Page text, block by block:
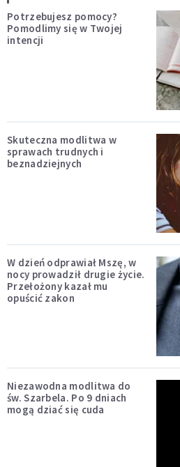
Potrzebujesz pomocy?
Pomodlimy się w Twojej
intencji
Skuteczna modlitwa w
sprawach trudnych i
beznadziejnych
W dzień odprawiał Mszę, w
nocy prowadził drugie życie.
Przełożony kazał mu
opuścić zakon
Niezawodna modlitwa do
św. Szarbela. Po 9 dniach
mogą dziać się cuda